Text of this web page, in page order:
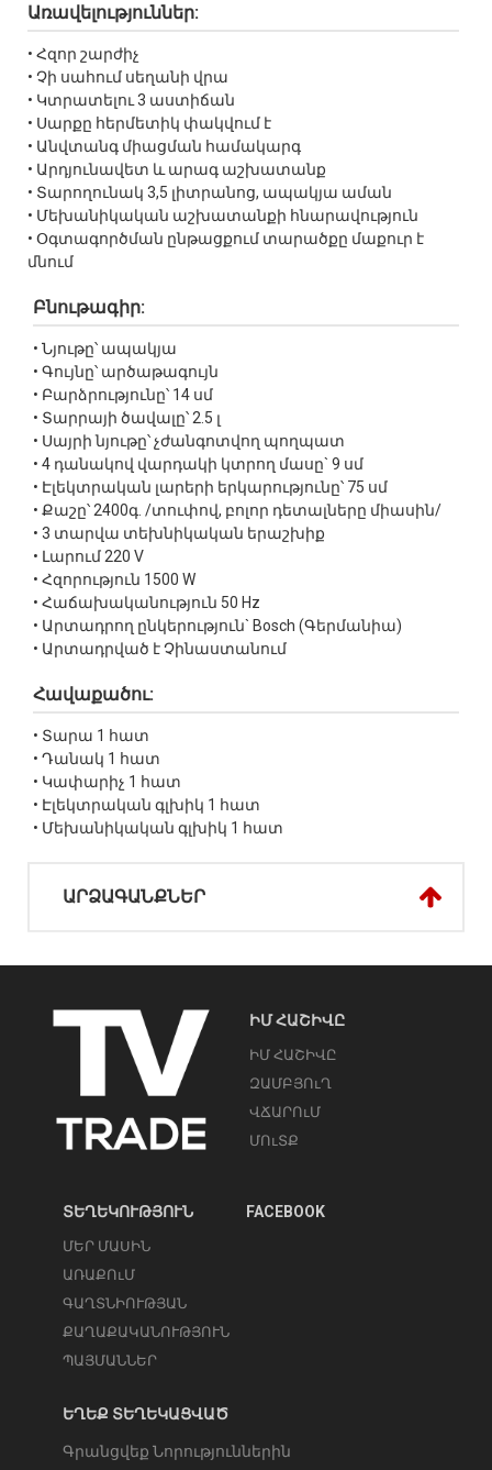
Առավելություններ:
• Հզոր շարժիչ
• Չի սահում սեղանի վրա
• Կտրատելու 3 աստիճան
• Սարքը հերմետիկ փակվում է
• Անվտանգ միացման համակարգ
• Արդյունավետ և արագ աշխատանք
• Տարողունակ 3,5 լիտրանոց, ապակյա աման
• Մեխանիկական աշխատանքի հնարավություն
• Օգտագործման ընթացքում տարածքը մաքուր է
մնում
Բնութագիր:
• Նյութը՝ ապակյա
• Գույնը՝ արծաթագույն
• Բարձրությունը՝ 14 սմ
• Տարրայի ծավալը՝ 2.5 լ
• Սայրի նյութը՝ չժանգոտվող պողպատ
• 4 դանակով վարդակի կտրող մասը` 9 սմ
• Էլեկտրական լարերի երկարությունը՝ 75 սմ
• Քաշը՝ 2400գ. /տուփով, բոլոր դետալները միասին/
• 3 տարվա տեխնիկական երաշխիք
• Լարում 220 V
• Հզորություն 1500 W
• Հաճախականություն 50 Hz
• Արտադրող ընկերություն` Bosch (Գերմանիա)
• Արտադրված է Չինաստանում
Հավաքածու:
• Տարա 1 հատ
• Դանակ 1 հատ
• Կափարիչ 1 հատ
• Էլեկտրական գլխիկ 1 հատ
• Մեխանիկական գլխիկ 1 հատ
ԱՐՁԱԳԱՆՔՆԵՐ
ԻՄ ՀԱՇԻՎԸ
ԻՄ ՀԱՇԻՎԸ
ԶԱՄԲՅՈւՂ
ՎՃԱՐՈւՄ
ՄՈւՏՔ
ՏԵՂԵԿՈՒԹՅՈՒՆ
ՄԵՐ ՄԱՍԻՆ
ԱՌԱՔՈւՄ
ԳԱՂՏՆԻՈՒԹՅԱՆ
ՔԱՂԱՔԱԿԱՆՈՒԹՅՈՒՆ
ՊԱՅՄԱՆՆԵՐ
FACEBOOK
ԵՂԵՔ ՏԵՂԵԿԱՑՎԱԾ
Գրանցվեք Նորություններին